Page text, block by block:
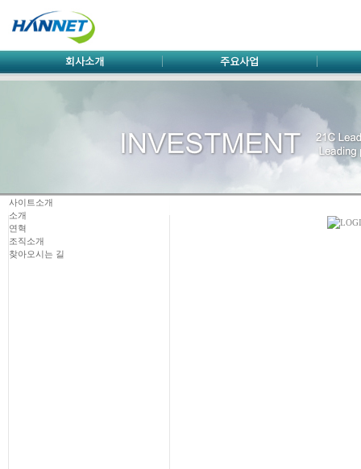
사이트소개
소개
연혁
조직소개
찾아오시는 길